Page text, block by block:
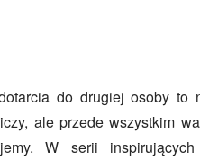
do drugiej osoby to
ale przede wszystkim
W serii inspirujących